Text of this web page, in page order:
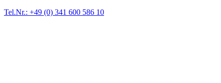
Tel.Nr.: +49 (0) 341 600 586 10